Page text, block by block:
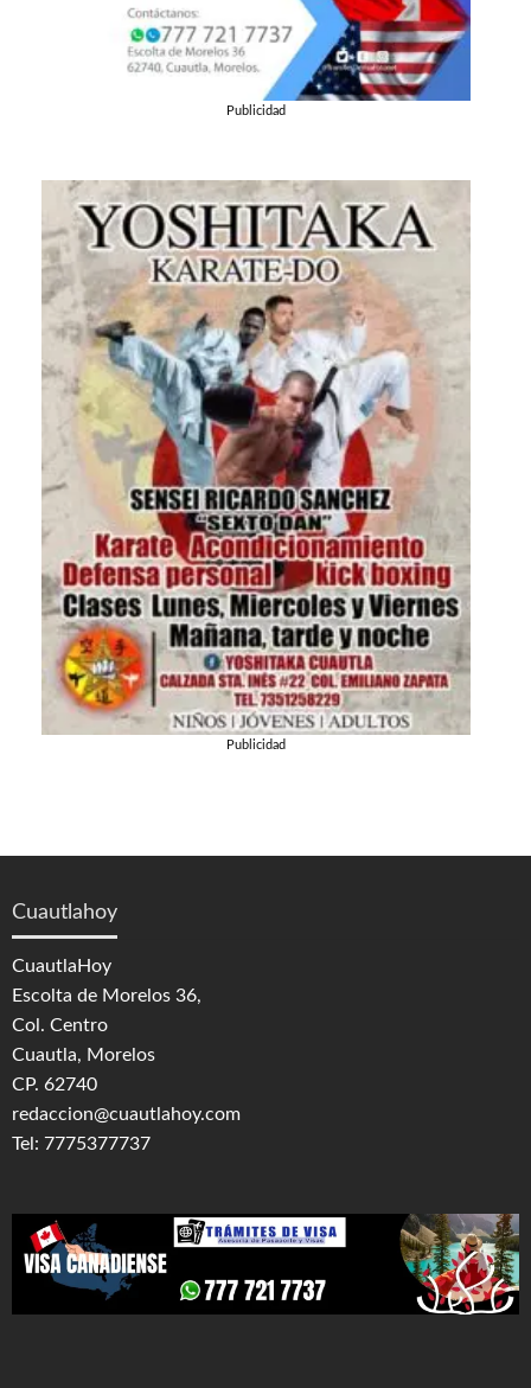
Publicidad
Publicidad
Cuautlahoy
CuautlaHoy
Escolta de Morelos 36,
Col. Centro
Cuautla, Morelos
CP. 62740
redaccion@cuautlahoy.com
Tel: 7775377737